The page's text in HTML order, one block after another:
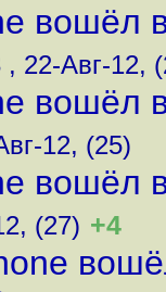
вошёл
, 22-Авг-12,
вошёл
12, (25)
вошёл
(27) +4